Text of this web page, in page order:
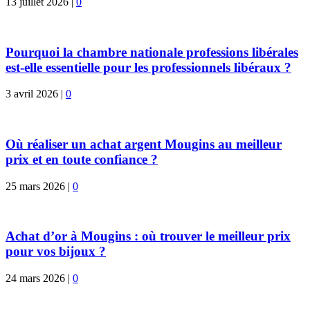
Pourquoi la chambre nationale professions libérales
est-elle essentielle pour les professionnels libéraux ?
3 avril 2026 | 0
Où réaliser un achat argent Mougins au meilleur
prix et en toute confiance ?
25 mars 2026 | 0
Achat d’or à Mougins : où trouver le meilleur prix
pour vos bijoux ?
24 mars 2026 | 0